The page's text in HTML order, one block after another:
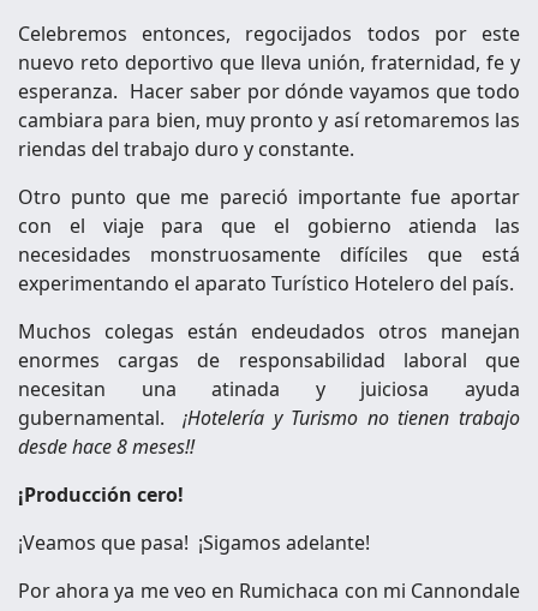
Celebremos entonces, regocijados todos por este
nuevo reto deportivo que lleva unión, fraternidad, fe y
esperanza. Hacer saber por dónde vayamos que todo
cambiara para bien, muy pronto y así retomaremos las
riendas del trabajo duro y constante.
Otro punto que me pareció importante fue aportar
con el viaje para que el gobierno atienda las
necesidades monstruosamente difíciles que está
experimentando el aparato Turístico Hotelero del país.
Muchos colegas están endeudados otros manejan
enormes cargas de responsabilidad laboral que
necesitan una atinada y juiciosa ayuda
gubernamental.¡Hotelería y Turismo no tienen trabajo
desde hace 8 meses!!
¡Producción cero!
¡Veamos que pasa! ¡Sigamos adelante!
Por ahora ya me veo en Rumichaca con mi Cannondale